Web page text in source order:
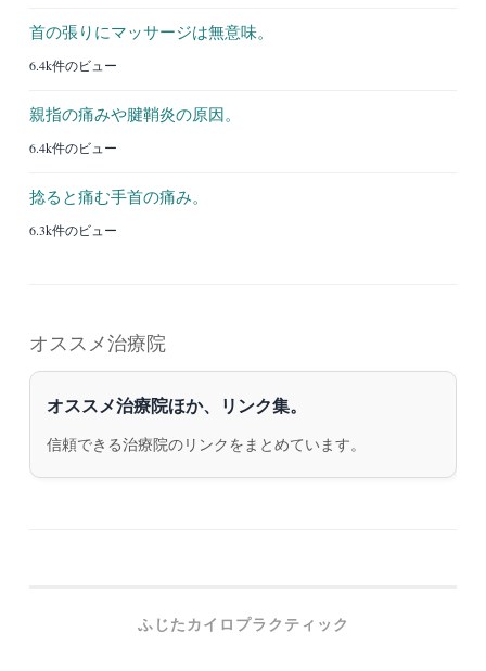
首の張りにマッサージは無意味。
6.4k件のビュー
親指の痛みや腱鞘炎の原因。
6.4k件のビュー
捻ると痛む手首の痛み。
6.3k件のビュー
オススメ治療院
オススメ治療院ほか、リンク集。
信頼できる治療院のリンクをまとめています。
ふじたカイロプラクティック